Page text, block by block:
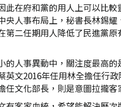
此在府和黨的用人上可以比
人事布局上，秘書長林錫
二任期用人降低了民進黨
的人事異動中，關注度最高
文2016年任用林全擔任行
文化部長，則是意圖拉攏客